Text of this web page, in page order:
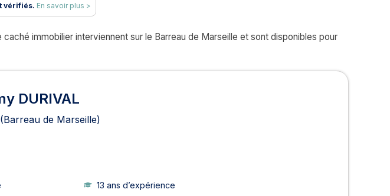
vérifiés. En savoir plus >
immobilier interviennent sur le Barreau de Marseille et sont disponibles pour
immobilier à Marseille
DURIVAL
(Barreau de Marseille)
13 ans d’expérience